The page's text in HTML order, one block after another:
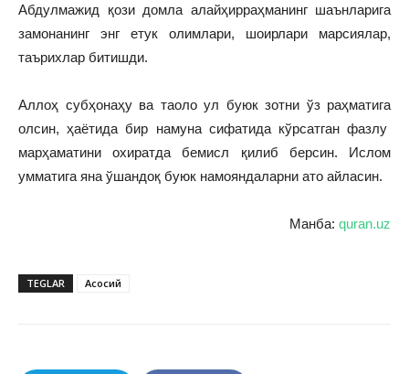
Абдулмажид қози домла алайҳирраҳманинг шаънларига
замонанинг энг етук олимлари, шоирлари марсиялар,
таърихлар битишди.
Аллоҳ субҳонаҳу ва таоло ул буюк зотни ўз раҳматига
олсин, ҳаётида бир намуна сифатида кўрсатган фазлу
марҳаматини охиратда бемисл қилиб берсин. Ислом
умматига яна ўшандоқ буюк намояндаларни ато айласин.
Манба: quran.uz
TEGLAR Асосий